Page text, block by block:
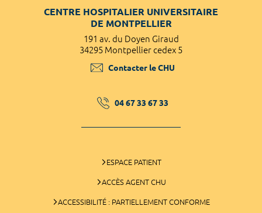
CENTRE HOSPITALIER UNIVERSITAIRE
DE MONTPELLIER
191 av. du Doyen Giraud
34295 Montpellier cedex 5
Contacter le CHU
04 67 33 67 33
ESPACE PATIENT
ACCÈS AGENT CHU
ACCESSIBILITÉ : PARTIELLEMENT CONFORME